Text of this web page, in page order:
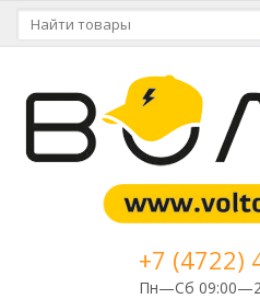
+7 (4722)
Пн—Сб